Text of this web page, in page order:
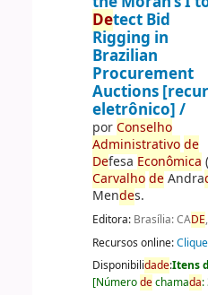
Detect Bid
Rigging in
Brazilian
Procurement
Auctions
eletrônico] /
porConselho
Administrativo de
Defesa Econômica
Carvalho deAndra
Mendes.
Editora: Brasília: CADE
Recursos online:
Disponibilidade:Itens
[Númerodechamada: